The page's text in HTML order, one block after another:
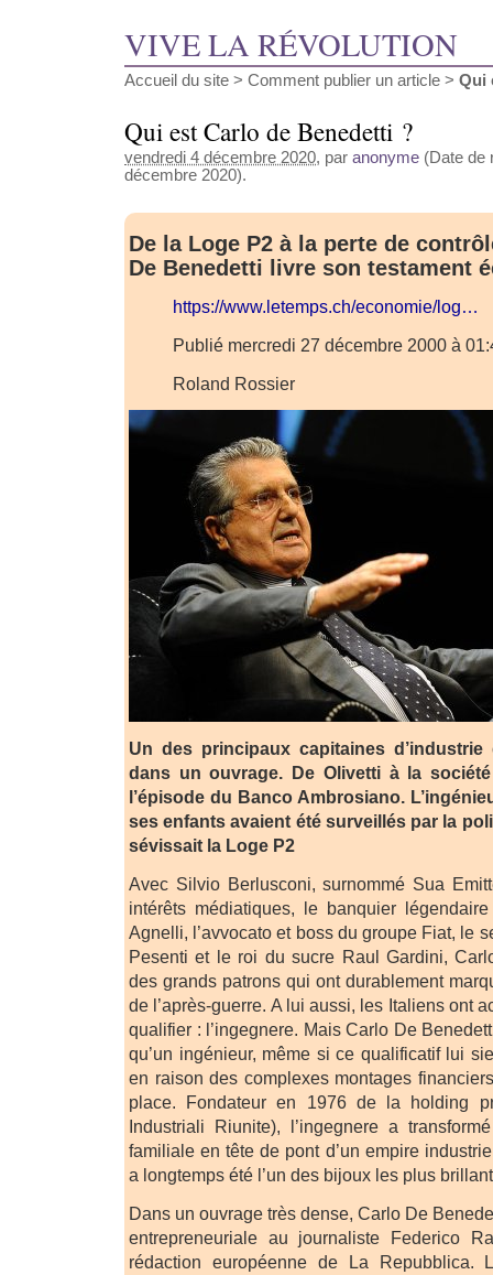
VIVE LA RÉVOLUTION
Accueil du site > Comment publier un article > Qui
Qui est Carlo de Benedetti ?
vendredi 4 décembre 2020, par anonyme (Date de
décembre 2020).
De la Loge P2 à la perte de
De Benedetti livre son testament
https://www.letemps.ch/economie/log…
Publié mercredi 27 décembre 2000 à
Roland Rossier
Un des principaux capitaines d’industrie
dans un ouvrage. De Olivetti à la
l’épisode du Banco Ambrosiano.
ses enfants avaient été surveillés par la
sévissait la Loge P2
Avec Silvio Berlusconi, surnommé Sua
intérêts médiatiques, le banquier
Agnelli, l’avvocato et boss du groupe Fiat, le
Pesenti et le roi du sucre Raul Gardini,
des grands patrons qui ont durablement
de l’après-guerre. A lui aussi, les Italiens ont
qualifier : l’ingegnere. Mais Carlo De
qu’un ingénieur, même si ce qualificatif lui
en raison des complexes montages
place. Fondateur en 1976 de la holding
Industriali Riunite), l’ingegnere a
familiale en tête de pont d’un empire
a longtemps été l’un des bijoux les plus
Dans un ouvrage très dense, Carlo De
entrepreneuriale au journaliste Federico
rédaction européenne de La Repubblica.